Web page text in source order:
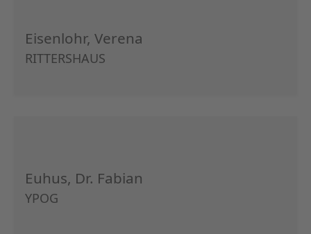
Eisenlohr, Verena
RITTERSHAUS
Euhus, Dr. Fabian
YPOG